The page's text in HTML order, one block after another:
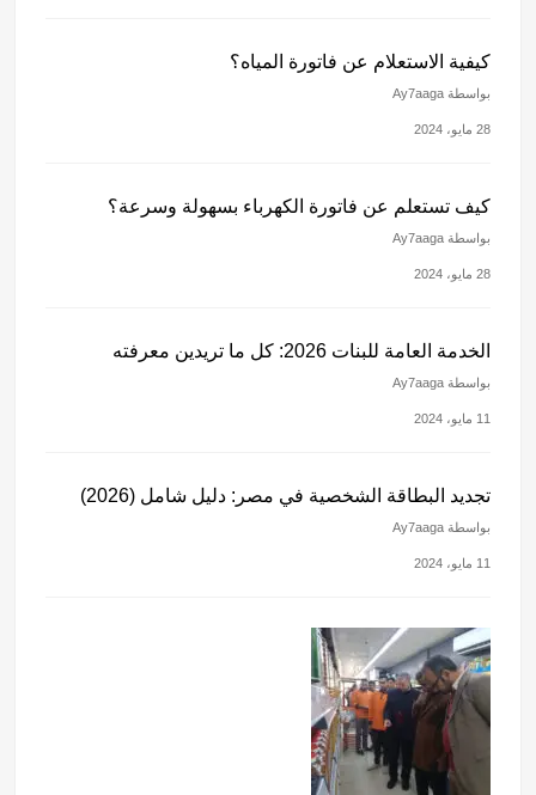
كيفية الاستعلام عن فاتورة المياه؟
بواسطة Ay7aaga
28 مايو، 2024
كيف تستعلم عن فاتورة الكهرباء بسهولة وسرعة؟
بواسطة Ay7aaga
28 مايو، 2024
الخدمة العامة للبنات 2026: كل ما تريدين معرفته
بواسطة Ay7aaga
11 مايو، 2024
تجديد البطاقة الشخصية في مصر: دليل شامل (2026)
بواسطة Ay7aaga
11 مايو، 2024